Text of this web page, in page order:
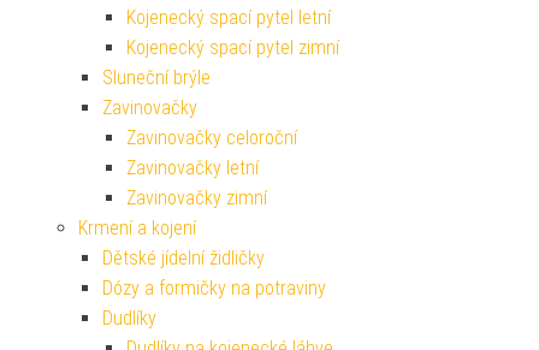
Kojenecký spací pytel letní
Kojenecký spací pytel zimní
Sluneční brýle
Zavinovačky
Zavinovačky celoroční
Zavinovačky letní
Zavinovačky zimní
Krmení a kojení
Dětské jídelní židličky
Dózy a formičky na potraviny
Dudlíky